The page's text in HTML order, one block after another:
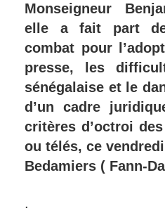
Monseigneur
elle a fait part
combat pour
presse, les
sénégalaise et le
d’un cadre
critères d’octroi
ou télés, ce
Bedamiers ( Fann-
.